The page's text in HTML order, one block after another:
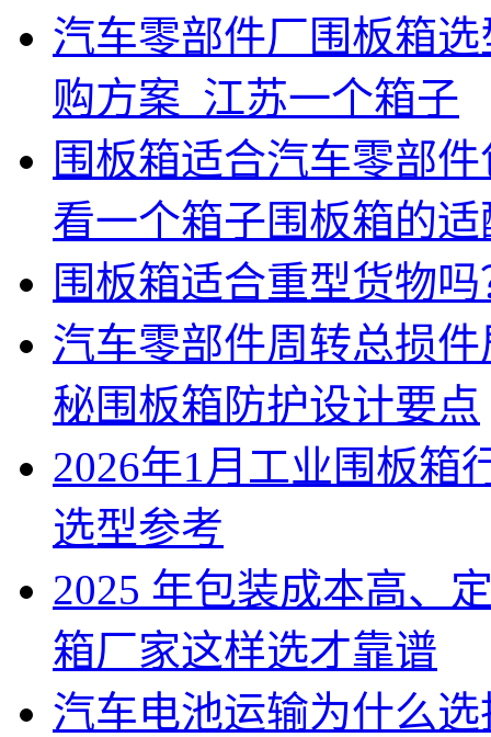
汽车零部件厂围板箱
购方案_江苏一个箱子
围板箱适合汽车零部
看一个箱子围板箱的适
围板箱适合重型货物
汽车零部件周转总损
秘围板箱防护设计要点
2026年1月工业围板箱
选型参考
2025 年包装成本高、
箱厂家这样选才靠谱
汽车电池运输为什么